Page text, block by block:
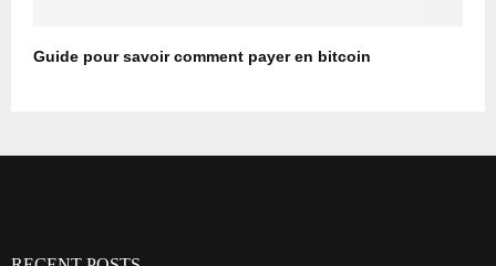
Guide pour savoir comment payer en bitcoin